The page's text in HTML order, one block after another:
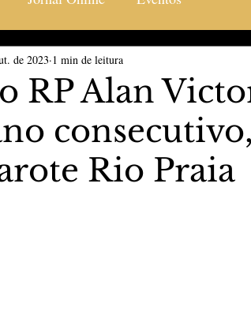
& Estilos Saúde & Bem Estar
The Vip Club Business Marujo
& Lazer Carnaval São Paulo
RP Alan
Rio Praia
de 2023 1 min de leitura
estrelas.